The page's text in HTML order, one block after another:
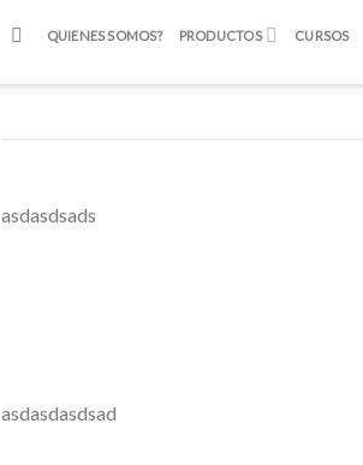
QUIENES SOMOS? PRODUCTOS CURSOS
asdasdsads
asdasdasdsad